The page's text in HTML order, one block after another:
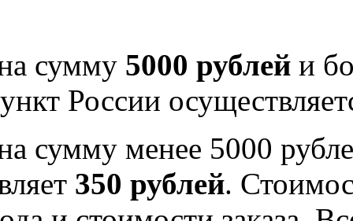
сумму 5000 рублей и
России
сумму менее 5000
350 рублей.